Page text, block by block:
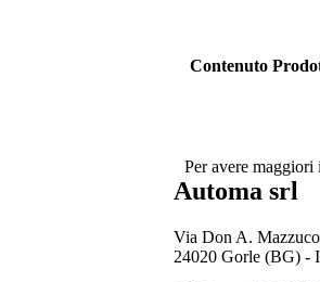
Contenuto
Per avere
Automa srl
Via Don A.
24020 Gorle (BG) -